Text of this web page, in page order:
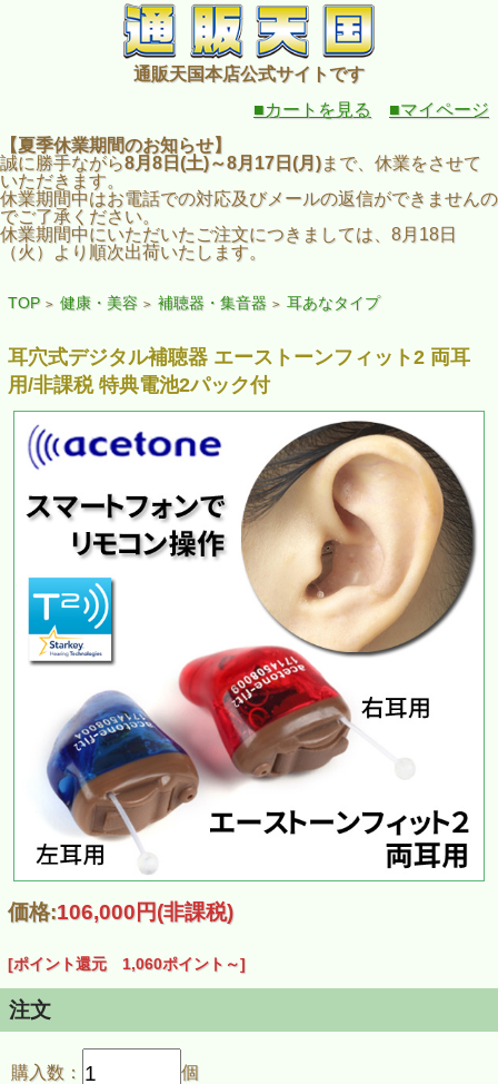
通販天国本店公式サイトです
■カートを見る
■マイページ
【夏季休業期間のお知らせ】
誠に勝手ながら8月8日(土)～8月17日(月)まで、休業をさせて
いただきます。
休業期間中はお電話での対応及びメールの返信ができませんの
でご了承ください。
休業期間中にいただいたご注文につきましては、8月18日
（火）より順次出荷いたします。
TOP > 健康・美容 > 補聴器・集音器 > 耳あなタイプ
耳穴式デジタル補聴器 エーストーンフィット2 両耳
用/非課税 特典電池2パック付
価格:106,000円(非課税)
[ポイント還元 1,060ポイント～]
注文
購入数： 個